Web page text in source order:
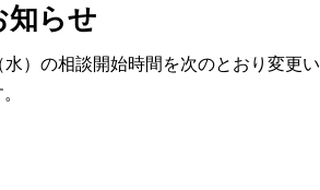
知らせ
）の相談開始時間を次のとおり変更い